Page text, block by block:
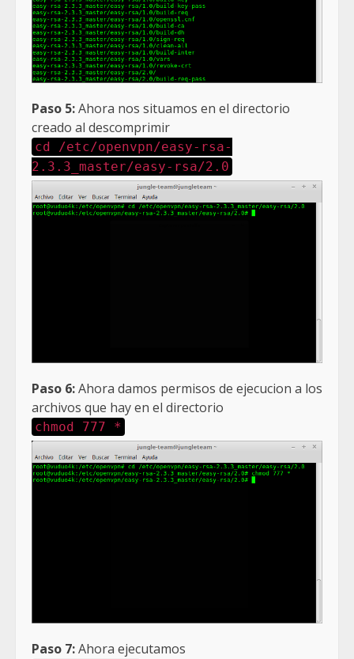
Paso 5:Ahora nos situamos en el directorio
creado al descomprimir
cd /etc/openvpn/easy-rsa-
2.3.3_master/easy-rsa/2.0
Paso 6:Ahora damos permisos de ejecucion a los
archivos que hay en el directorio
chmod 777 *
Paso 7:Ahora ejecutamos